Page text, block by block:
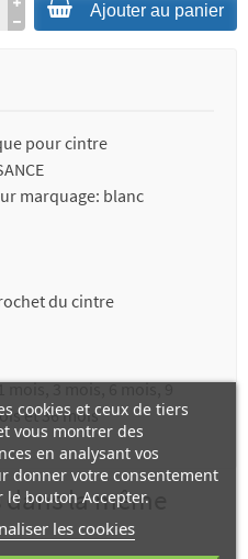
Ajouter au panier
pour cintre
marquage: blanc
du cintre
mois, 3 mois, 6 mois, 9
et 36 mois
la même
cookies et ceux de tiers
vous montrer des
en analysant vos
donner votre consentement
bouton Accepter.
les cookies